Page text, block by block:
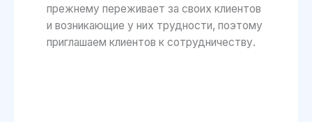
прежнему переживает за своих клиентов
и возникающие у них трудности, поэтому
приглашаем клиентов к сотрудничеству.